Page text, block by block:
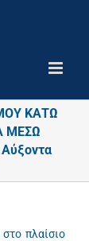
ΚΑΤΩ
ΜΕΣΩ
πλαίσιο